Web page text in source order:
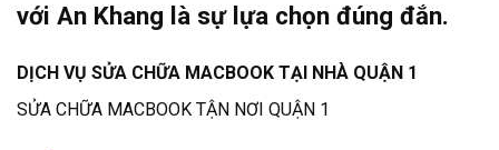
với An Khang là sự lựa chọn đúng đắn.
DỊCH VỤ SỬA CHỮA MACBOOK TẠI NHÀ QUẬN 1
SỬA CHỮA MACBOOK TẬN NƠI QUẬN 1